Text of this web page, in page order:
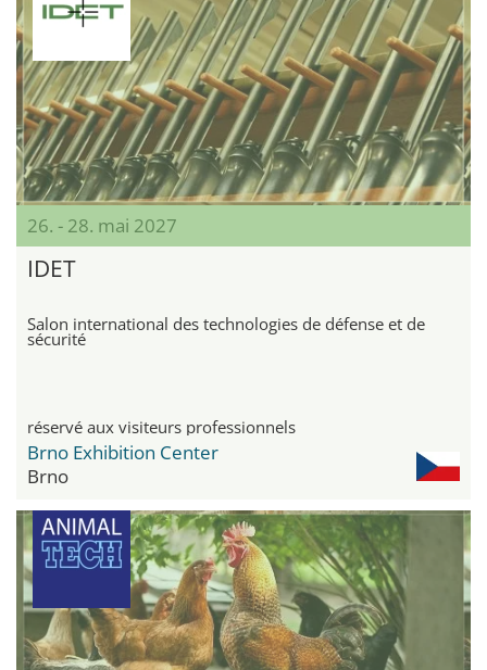
26. - 28. mai 2027
IDET
Salon international des technologies de défense et de
sécurité
réservé aux visiteurs professionnels
Brno Exhibition Center
Brno